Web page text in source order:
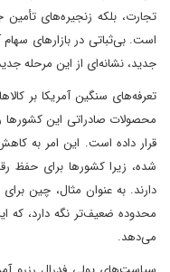
تجارت، بلکه زنجیره‌های تأمین
است. بی‌ثباتی در بازارهای
جدید، نشانه‌ای از این مرحله
تعرفه‌های سنگین آمریکا بر
محصولات صادراتی این کشورها
قرار داده است. این امر به
شده، زیرا کشورها برای حفظ
دارند. به عنوان مثال، چین
محدوده ضعیف‌تر نگه دارد، که
می‌دهد.